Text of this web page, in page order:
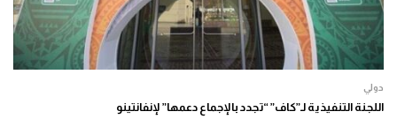
دولي
اللجنة التنفيذية لـ”كاف” “تجدد بالإجماع دعمها” لإنفانتينو